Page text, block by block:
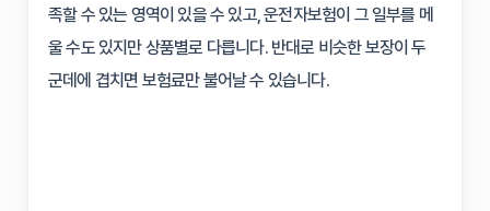
족할 수 있는 영역이 있을 수 있고, 운전자보험이 그 일부를 메
울 수도 있지만 상품별로 다릅니다. 반대로 비슷한 보장이 두
군데에 겹치면 보험료만 불어날 수 있습니다.